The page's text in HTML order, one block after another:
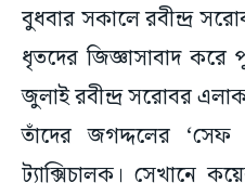
বুধবার সকালে রবীন্দ্র
ধৃতদের জিজ্ঞাসাবাদ
জুলাই রবীন্দ্র সরোবর
তাঁদের জগদ্দলের
ট্যাক্সিচালক। সেখানে